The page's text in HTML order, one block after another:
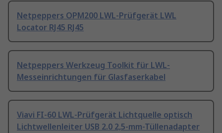
Netpeppers OPM200 LWL-Prüfgerät LWL
Locator RJ45 RJ45
Netpeppers Werkzeug Toolkit für LWL-
Messeinrichtungen für Glasfaserkabel
Viavi FI-60 LWL-Prüfgerät Lichtquelle optisch
Lichtwellenleiter USB 2.0 2,5-mm-Tüllenadapter